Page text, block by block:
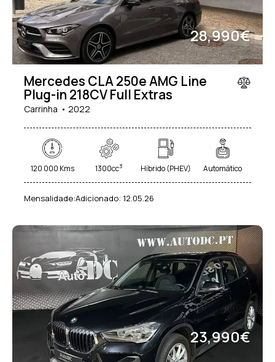
28,990€
Mercedes CLA 250e AMG Line
Plug-in 218CV Full Extras
Carrinha 2022
120 000 Kms 1300cc3 Híbrido (PHEV) Automático
Mensalidade:Adicionado: 12.05.26
23,990€